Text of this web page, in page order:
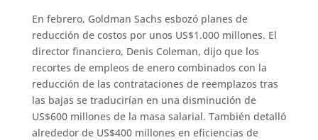
En febrero, Goldman Sachs esbozó planes de
reducción de costos por unos US$1.000 millones. El
director financiero, Denis Coleman, dijo que los
recortes de empleos de enero combinados con la
reducción de las contrataciones de reemplazos tras
las bajas se traducirían en una disminución de
US$600 millones de la masa salarial. También detalló
alrededor de US$400 millones en eficiencias de